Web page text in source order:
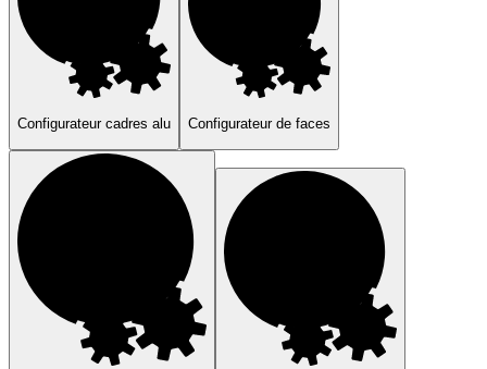
Configurateur cadres alu Configurateur de faces